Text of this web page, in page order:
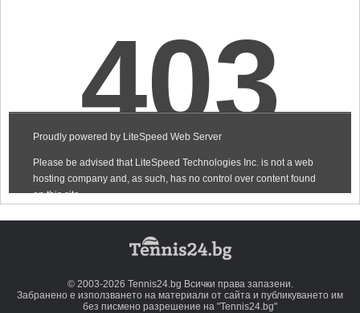
© 2003-2026 Tennis24.bg Всички права запазени.
Забранено е използването на материали от сайта и публикуването им
без писмено разрешение на "Tennis24.bg"